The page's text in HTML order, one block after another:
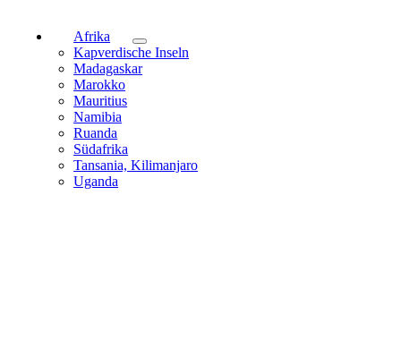
Afrika
Kapverdische Inseln
Madagaskar
Marokko
Mauritius
Namibia
Ruanda
Südafrika
Tansania, Kilimanjaro
Uganda